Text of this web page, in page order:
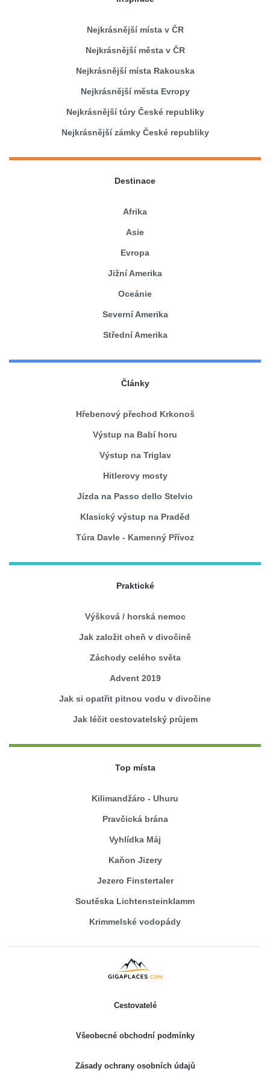
Nejkrásnější místa v ČR
Nejkrásnější města v ČR
Nejkrásnější místa Rakouska
Nejkrásnější města Evropy
Nejkrásnější túry České republiky
Nejkrásnější zámky České republiky
Destinace
Afrika
Asie
Evropa
Jižní Amerika
Oceánie
Severní Amerika
Střední Amerika
Články
Hřebenový přechod Krkonoš
Výstup na Babí horu
Výstup na Triglav
Hitlerovy mosty
Jízda na Passo dello Stelvio
Klasický výstup na Praděd
Túra Davle - Kamenný Přívoz
Praktické
Výšková / horská nemoc
Jak založit oheň v divočině
Záchody celého světa
Advent 2019
Jak si opatřit pitnou vodu v divočine
Jak léčit cestovatelský průjem
Top místa
Kilimandžáro - Uhuru
Pravčická brána
Vyhlídka Máj
Kaňon Jizery
Jezero Finstertaler
Soutěska Lichtensteinklamm
Krimmelské vodopády
Cestovatelé
Všeobecné obchodní podmínky
Zásady ochrany osobních údajů